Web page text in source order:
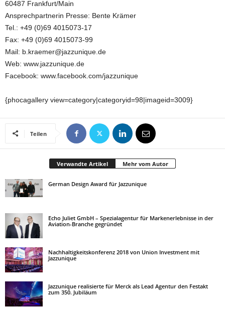
60487 Frankfurt/Main
Ansprechpartnerin Presse: Bente Krämer
Tel.: +49 (0)69 4015073-17
Fax: +49 (0)69 4015073-99
Mail: b.kraemer@jazzunique.de
Web: www.jazzunique.de
Facebook: www.facebook.com/jazzunique
{phocagallery view=category|categoryid=98|imageid=3009}
Teilen
Verwandte Artikel Mehr vom Autor
German Design Award für Jazzunique
Echo Juliet GmbH – Spezialagentur für Markenerlebnisse in der
Aviation-Branche gegründet
Nachhaltigkeitskonferenz 2018 von Union Investment mit
Jazzunique
Jazzunique realisierte für Merck als Lead Agentur den Festakt
zum 350. Jubiläum